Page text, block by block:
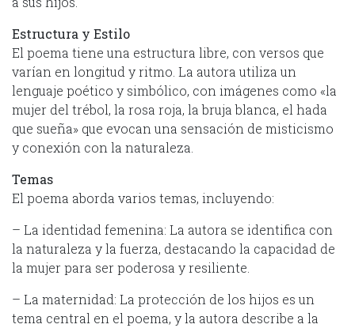
Estructura y Estilo
El poema tiene una estructura libre, con versos que
varían en longitud y ritmo. La autora utiliza un
lenguaje poético y simbólico, con imágenes como «la
mujer del trébol, la rosa roja, la bruja blanca, el hada
que sueña» que evocan una sensación de misticismo
y conexión con la naturaleza.
Temas
El poema aborda varios temas, incluyendo:
– La identidad femenina: La autora se identifica con
la naturaleza y la fuerza, destacando la capacidad de
la mujer para ser poderosa y resiliente.
– La maternidad: La protección de los hijos es un
tema central en el poema, y la autora describe a la